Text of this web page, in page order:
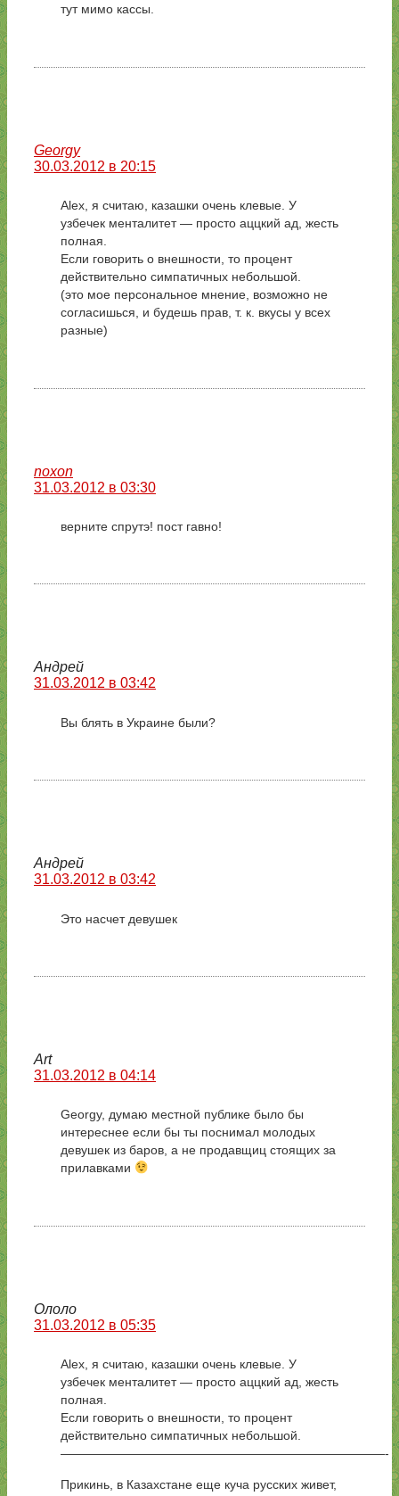
тут мимо кассы.
Georgy
30.03.2012 в 20:15
Alex, я считаю, казашки очень клевые. У
узбечек менталитет — просто аццкий ад, жесть
полная.
Если говорить о внешности, то процент
действительно симпатичных небольшой.
(это мое персональное мнение, возможно не
согласишься, и будешь прав, т. к. вкусы у всех
разные)
noxon
31.03.2012 в 03:30
верните спрутэ! пост гавно!
Андрей
31.03.2012 в 03:42
Вы блять в Украине были?
Андрей
31.03.2012 в 03:42
Это насчет девушек
Art
31.03.2012 в 04:14
Georgy, думаю местной публике было бы
интереснее если бы ты поснимал молодых
девушек из баров, а не продавщиц стоящих за
прилавками
Ололо
31.03.2012 в 05:35
Alex, я считаю, казашки очень клевые. У
узбечек менталитет — просто аццкий ад, жесть
полная.
Если говорить о внешности, то процент
действительно симпатичных небольшой.
——————————————————————————-
Прикинь, в Казахстане еще куча русских живет,